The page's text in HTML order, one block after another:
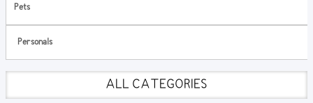
Pets
Personals
ALL CATEGORIES